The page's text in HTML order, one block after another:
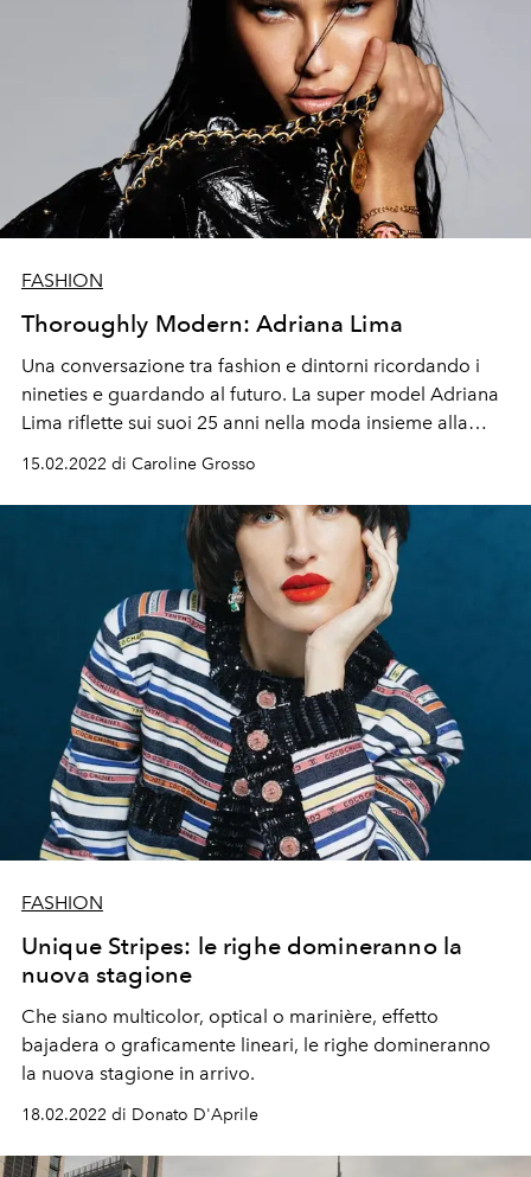
FASHION
Thoroughly Modern: Adriana Lima
Una conversazione tra fashion e dintorni ricordando i
nineties e guardando al futuro. La super model Adriana
Lima riflette sui suoi 25 anni nella moda insieme alla
Meisel, la vita a New York negli anni '90, le passerelle. E
svela i suoi piani per il domani: «Vorrei recitare e creare
un mio brand. Come modella voglio continuare a
scattare il mio corpo che cambia. Ma voglio essere
celebrata per cio che sono oggi. Come ogni donna
dovrebbe essere celebrata per ciò che è».
15.02.2022 di Caroline Grosso
FASHION
Unique Stripes: le righe domineranno la
nuova stagione
Che siano multicolor, optical o marinière, effetto
bajadera o graficamente lineari, le righe domineranno
la nuova stagione in arrivo.
18.02.2022 di Donato D'Aprile